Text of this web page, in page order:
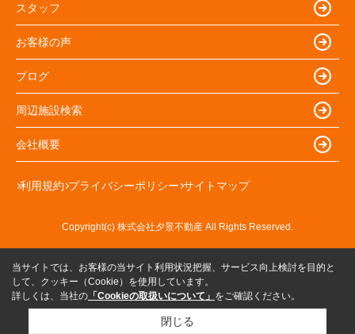
スタッフ
お客様の声
ブログ
周辺施設検索
会社概要
利用規約 プライバシーポリシー サイトマップ
Copyright(c) 株式会社夕景不動産 All Rights Reserved.
当サイトでは、お客様の当サイト利用状況把握、サービス向上検討を目的と
して、クッキー（Cookie）を使用しています。
詳しくは、当社の 「Cookieの取扱いについて」 をご確認ください。
閉じる